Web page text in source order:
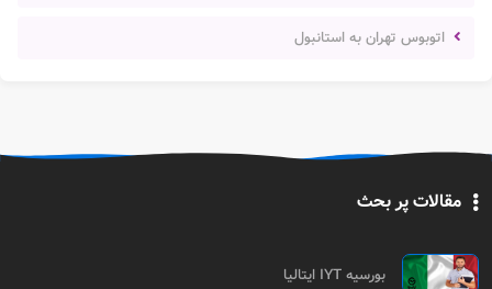
اتوبوس تهران به استانبول
مقالات پر بحث
بورسیه IYT ایتالیا